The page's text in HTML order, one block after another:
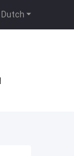
Dutch